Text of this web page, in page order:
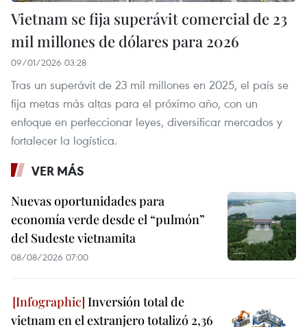
Vietnam se fija superávit comercial de 23
mil millones de dólares para 2026
09/01/2026 03:28
Tras un superávit de 23 mil millones en 2025, el país se
fija metas más altas para el próximo año, con un
enfoque en perfeccionar leyes, diversificar mercados y
fortalecer la logística.
VER MÁS
Nuevas oportunidades para
economía verde desde el “pulmón”
del Sudeste vietnamita
08/08/2026 07:00
Inversión total de
vietnam en el extranjero totalizó 2,36